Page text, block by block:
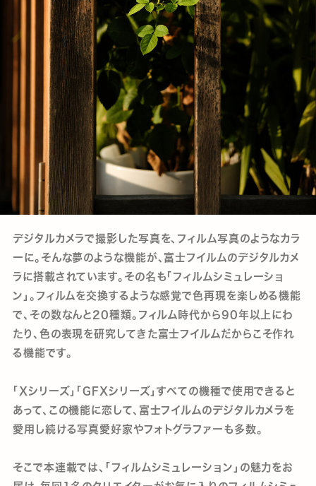
デジタルカメラで撮影した写真を、フィルム写真のようなカラ
ーに。そんな夢のような機能が、富士フイルムのデジタルカメ
ラに搭載されています。その名も「フィルムシミュレーショ
ン」。フィルムを交換するような感覚で色再現を楽しめる機能
で、その数なんと20種類。フィルム時代から90年以上にわ
たり、色の表現を研究してきた富士フイルムだからこそ作れ
る機能です。
「Xシリーズ」「GFXシリーズ」すべての機種で使用できると
あって、この機能に恋して、富士フイルムのデジタルカメラを
愛用し続ける写真愛好家やフォトグラファーも多数。
そこで本連載では、「フィルムシミュレーション」の魅力をお